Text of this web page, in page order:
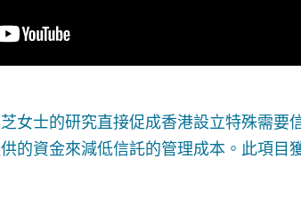
女士的研究直接促成香港設立特殊需要
的資金來減低信託的管理成本。此項目